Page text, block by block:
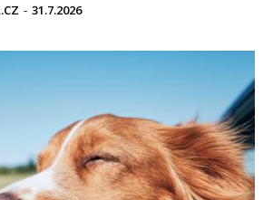
- 31.7.2026